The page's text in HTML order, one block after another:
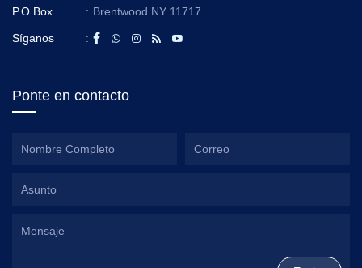
P.O Box : Brentwood NY 11717.
Síganos :
Ponte en contacto